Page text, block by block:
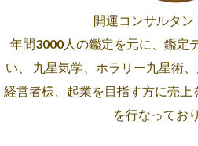
開運コンサルタン
年間3000人の鑑定を元に、鑑定
い、 九星気学、ホラリー九星術
経営者様、起業を目指す方に売
を行なってお